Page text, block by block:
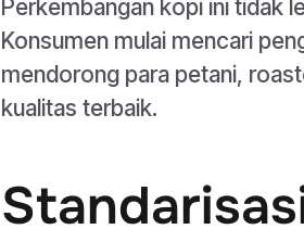
Perkembangan kopi ini tidak
Konsumen mulai mencari
mendorong para petani,
kualitas terbaik.